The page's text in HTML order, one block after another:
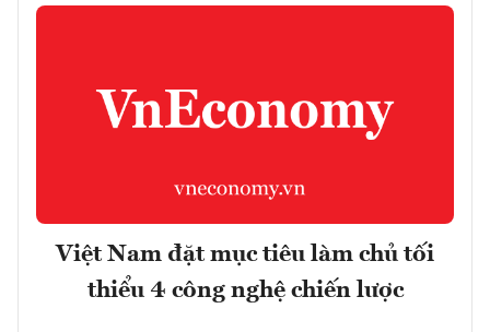
Việt Nam đặt mục tiêu làm chủ tối
thiểu 4 công nghệ chiến lược